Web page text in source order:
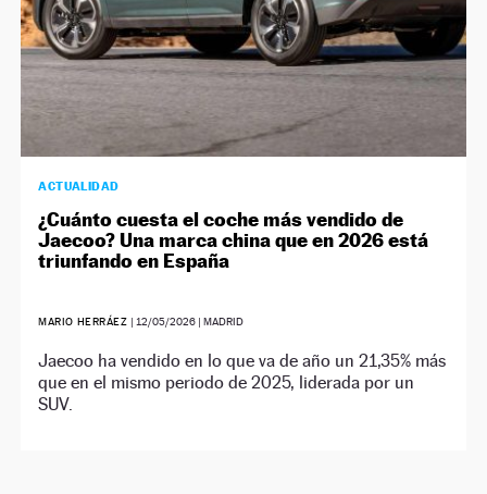
ACTUALIDAD
¿Cuánto cuesta el coche más vendido de
Jaecoo? Una marca china que en 2026 está
triunfando en España
MARIO HERRÁEZ | 12/05/2026 | MADRID
Jaecoo ha vendido en lo que va de año un 21,35% más
que en el mismo periodo de 2025, liderada por un
SUV.